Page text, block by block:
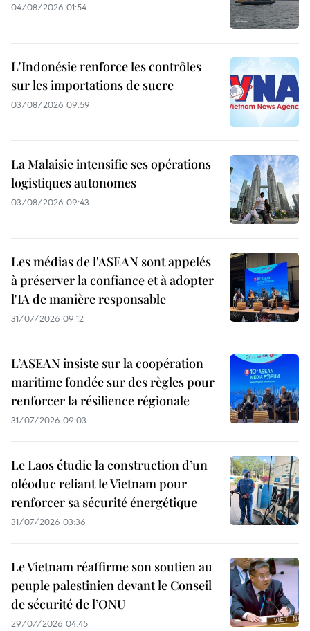
04/08/2026 01:54
L'Indonésie renforce les contrôles
sur les importations de sucre
03/08/2026 09:59
La Malaisie intensifie ses opérations
logistiques autonomes
03/08/2026 09:43
Les médias de l'ASEAN sont appelés
à préserver la confiance et à adopter
l'IA de manière responsable
31/07/2026 09:12
L’ASEAN insiste sur la coopération
maritime fondée sur des règles pour
renforcer la résilience régionale
31/07/2026 09:03
Le Laos étudie la construction d’un
oléoduc reliant le Vietnam pour
renforcer sa sécurité énergétique
31/07/2026 03:36
Le Vietnam réaffirme son soutien au
peuple palestinien devant le Conseil
de sécurité de l’ONU
29/07/2026 04:45